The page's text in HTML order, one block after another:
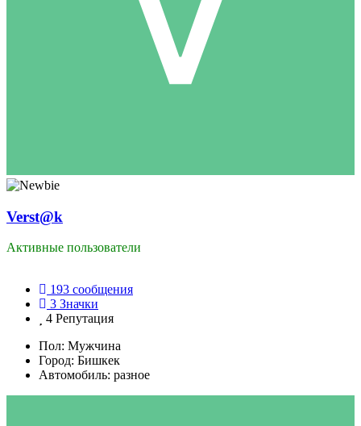
Verst@k
Активные пользователи
193 сообщения
3 Значки
4 Репутация
Пол: Мужчина
Город: Бишкек
Автомобиль: разное